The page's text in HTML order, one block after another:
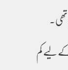
مقرر تھی۔
لیے کم